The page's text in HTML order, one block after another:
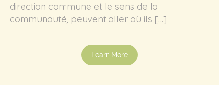
direction commune et le sens de la
communauté, peuvent aller où ils […]
Learn More